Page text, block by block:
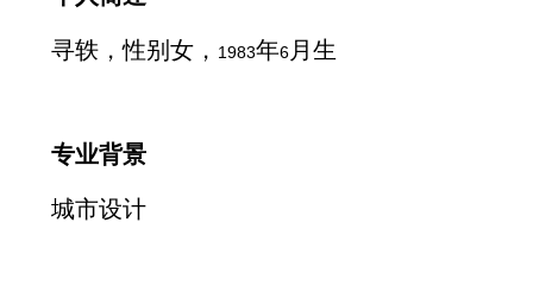
寻轶，性别女， 1983年6月生
专业背景
城市设计